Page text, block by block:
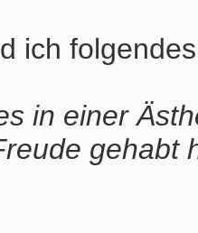
ich
in einer
gehabt